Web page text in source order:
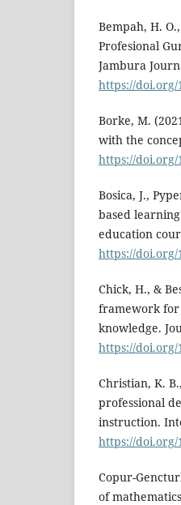
Bempah, H.
Profesional
Jambura
https://doi.org/
Borke, M.
with the
https://doi.org/
Bosica, J.,
based
education
https://doi.org/
Chick, H., &
framework for
knowledge.
https://doi.org/
Christian, K.
professional
instruction.
https://doi.org/
Copur-
of